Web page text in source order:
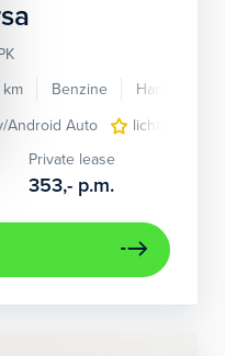
kleur wit
km Benzine
Android Auto
lichtmetalen
Private lease
353,- p.m.